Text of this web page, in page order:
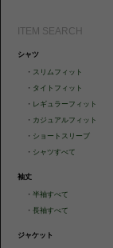
ITEM SEARCH
シャツ
・ スリムフィット
・ タイトフィット
・ レギュラーフィット
・ カジュアルフィット
・ ショートスリーブ
・ シャツすべて
袖丈
・半袖すべて
・長袖すべて
ジャケット